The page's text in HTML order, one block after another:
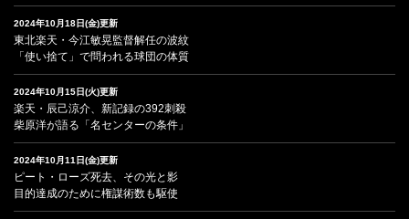
2024年10月18日(金)更新
東北楽天・今江敏晃監督解任の波紋
「使い捨て」で問われる球団の体質
2024年10月15日(火)更新
楽天・辰己涼介、新記録の392刺殺
柴原洋が語る「名センターの条件」
2024年10月11日(金)更新
ピート・ローズ死去、その光と影
目的達成のために権謀術数も駆使